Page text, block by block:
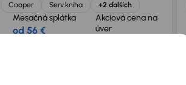
Cooper
Serv.kniha +2 ďalších
Mesačná splátka
od 56 €
Akciová cena na
úver